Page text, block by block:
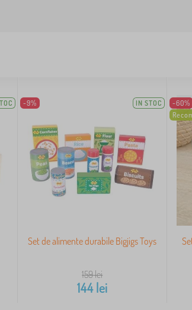
-9% IN STOC
Set de alimente durabile Bigjigs Toys
159lei
144lei
-60%